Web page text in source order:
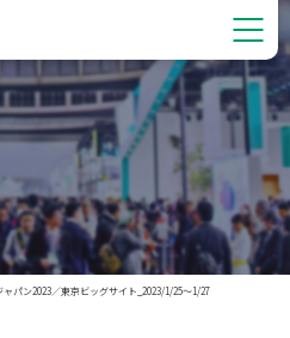
パン2023／東京ビッグサイト_2023/1/25～1/27